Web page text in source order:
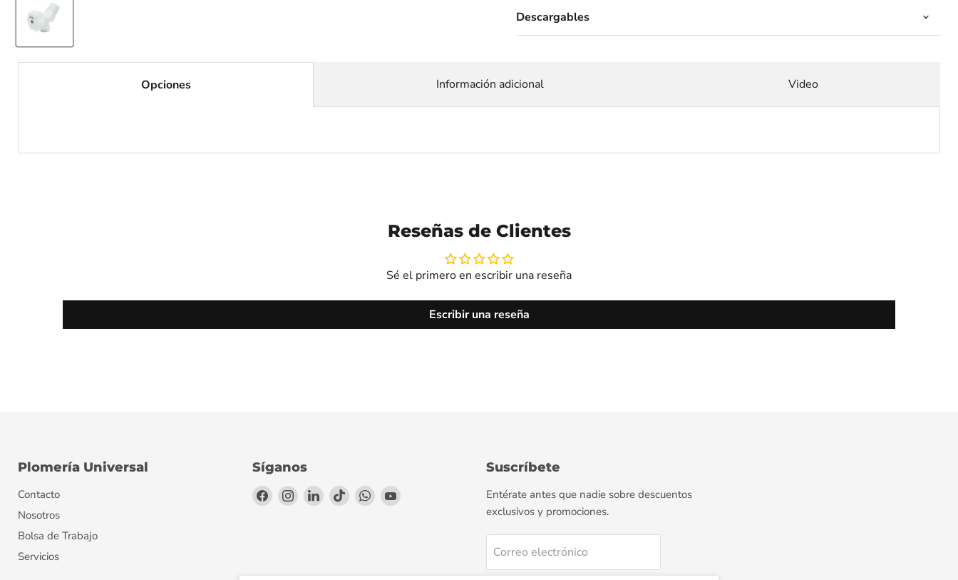
Descargables
Opciones Información adicional Video
Reseñas de Clientes
Sé el primero en escribir una reseña
Escribir una reseña
Plomería Universal
Contacto
Nosotros
Bolsa de Trabajo
Servicios
Síganos
Encuéntrenos
Encuéntrenos
Encuéntrenos
Encuéntrenos
Encuéntrenos
Encuéntrenos
Suscríbete
Entérate antes que nadie sobre descuentos
exclusivos y promociones.
Correo electrónico